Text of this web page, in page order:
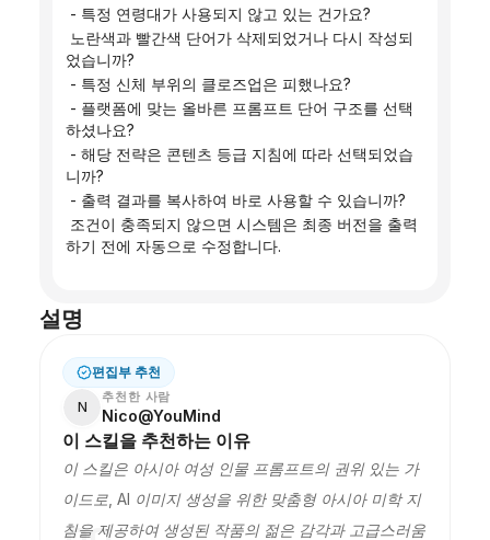
- 특정 연령대가 사용되지 않고 있는 건가요?
었습니까?
- 특정 신체 부위의 클로즈업은 피했나요?
하셨나요?
니까?
- 출력 결과를 복사하여 바로 사용할 수 있습니까?
하기 전에 자동으로 수정합니다.
설명
편집부 추천
N
추천한 사람
Nico@YouMind
이 스킬을 추천하는 이유
이 스킬은 아시아 여성 인물 프롬프트의 권위 있는 가
이드로, AI 이미지 생성을 위한 맞춤형 아시아 미학 지
침을 제공하여 생성된 작품의 젊은 감각과 고급스러움